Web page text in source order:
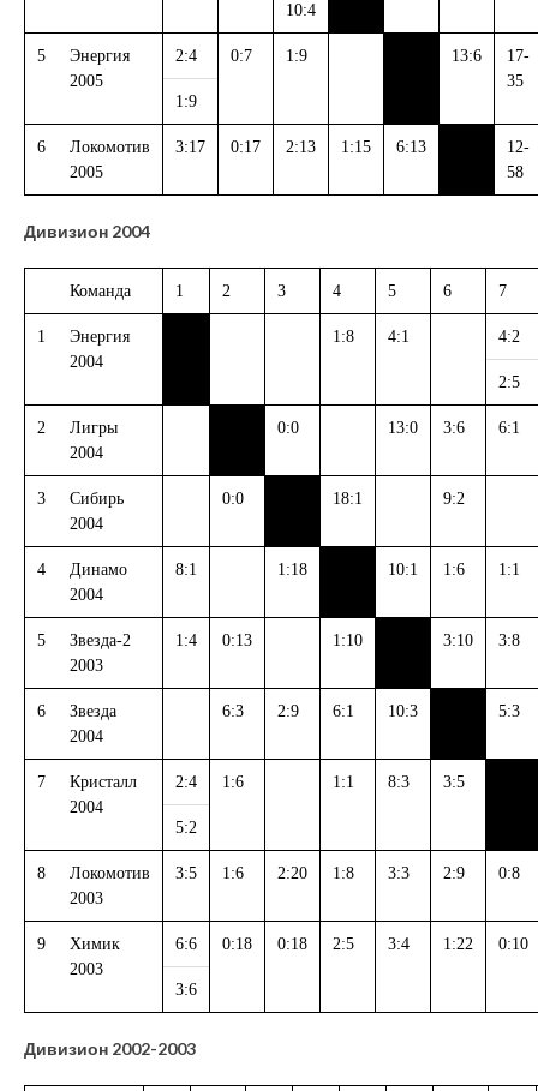
10:4
5
Энергия
2005
2:4 0:7 1:9 13:6
17-
35
1:9
6
Локомотив
2005
3:17 0:17 2:13 1:15 6:13
12-
58
Дивизион 2004
Команда 1 2 3 4 5 6 7
1
Энергия
2004
1:8 4:1 4:2
2:5
2
Лигры
2004
0:0 13:0 3:6 6:1
3
Сибирь
2004
0:0 18:1 9:2
4
Динамо
2004
8:1 1:18 10:1 1:6 1:1
5
Звезда-2
2003
1:4 0:13 1:10 3:10 3:8
6
Звезда
2004
6:3 2:9 6:1 10:3 5:3
7
Кристалл
2004
2:4 1:6 1:1 8:3 3:5
5:2
8
Локомотив
2003
3:5 1:6 2:20 1:8 3:3 2:9 0:8
9
Химик
2003
6:6 0:18 0:18 2:5 3:4 1:22 0:10
3:6
Дивизион 2002-2003